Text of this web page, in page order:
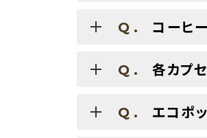
Q. コーヒ
Q. 各カプ
Q. エコポ